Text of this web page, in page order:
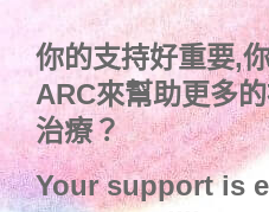
你的支持好重要,
ARC來幫助更多
治療？
Your support is